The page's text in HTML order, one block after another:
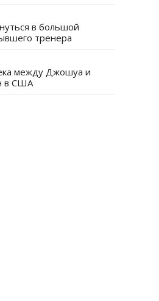
в большой
тренера
между Джошуа и
в США